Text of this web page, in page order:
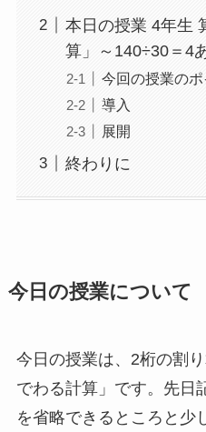
本日の授業 4年生
算」～140÷30＝4
今回の授業のポ
導入
展開
終わりに
今日の授業について
今日の授業は、2桁の割
でわる計算」です。先日
を省略できるところと少